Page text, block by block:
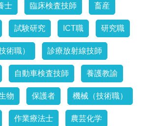
士 臨床検査技師 畜産
試験研究 ICT職 研究職
術職） 診療放射線技師
自動車検査技師 養護教諭
物 保護者 機械（技術職）
作業療法士 農芸化学